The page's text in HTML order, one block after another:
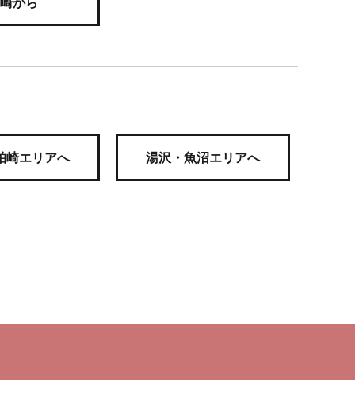
崎エリアへ 湯沢・魚沼エリアへ